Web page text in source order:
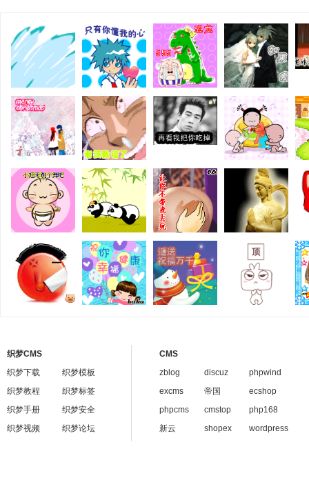
织梦CMS
织梦下载
织梦模板
织梦教程
织梦标签
织梦手册
织梦安全
织梦视频
织梦论坛
CMS
zblog
discuz
phpwind
excms
帝国
ecshop
phpcms
cmstop
php168
新云
shopex wordpress